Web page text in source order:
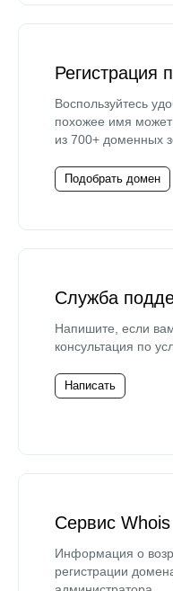
Регистрация
Воспользуйтесь
похожее имя
из 700+ доменных
Подобрать домен
Служба
Напишите, если
консультация по
Написать
Сервис Whois
Информация о
регистрации